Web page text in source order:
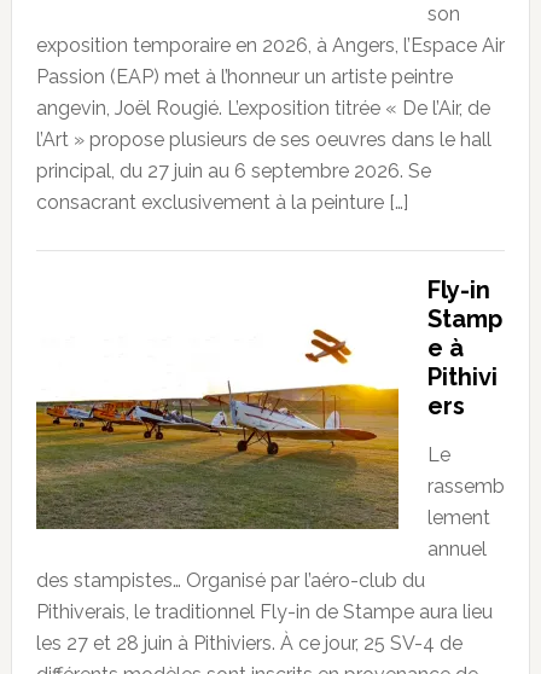
son
exposition temporaire en 2026, à Angers, l’Espace Air
Passion (EAP) met à l’honneur un artiste peintre
angevin, Joël Rougié. L’exposition titrée « De l’Air, de
l’Art » propose plusieurs de ses oeuvres dans le hall
principal, du 27 juin au 6 septembre 2026. Se
consacrant exclusivement à la peinture […]
Fly-in
Stamp
e à
Pithivi
ers
Le
rassemb
lement
annuel
des stampistes… Organisé par l’aéro-club du
Pithiverais, le traditionnel Fly-in de Stampe aura lieu
les 27 et 28 juin à Pithiviers. À ce jour, 25 SV-4 de